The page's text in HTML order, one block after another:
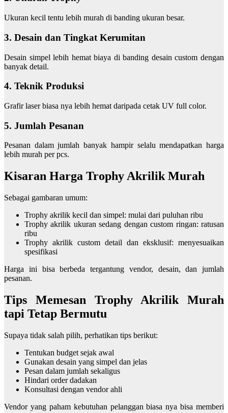
Ukuran kecil tentu lebih murah di banding ukuran besar.
3. Desain dan Tingkat Kerumitan
Desain simpel lebih hemat biaya di banding desain custom dengan
banyak detail.
4. Teknik Produksi
Grafir laser biasa nya lebih hemat daripada cetak UV full color.
5. Jumlah Pesanan
Pesanan dalam jumlah banyak hampir selalu mendapatkan harga
lebih murah per pcs.
Kisaran Harga Trophy Akrilik Murah
Sebagai gambaran umum:
Trophy akrilik kecil dan simpel: mulai dari puluhan ribu
Trophy akrilik ukuran sedang dengan custom ringan: ratusan
ribu
Trophy akrilik custom detail dan eksklusif: menyesuaikan
spesifikasi
Harga ini bisa berbeda tergantung vendor, desain, dan jumlah
pesanan.
Tips Memesan Trophy Akrilik Murah
tapi Tetap Bermutu
Supaya tidak salah pilih, perhatikan tips berikut:
Tentukan budget sejak awal
Gunakan desain yang simpel dan jelas
Pesan dalam jumlah sekaligus
Hindari order dadakan
Konsultasi dengan vendor ahli
Vendor yang paham kebutuhan pelanggan biasa nya bisa memberi